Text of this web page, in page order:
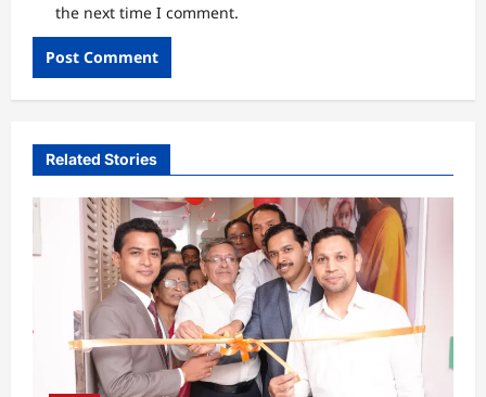
the next time I comment.
Related Stories